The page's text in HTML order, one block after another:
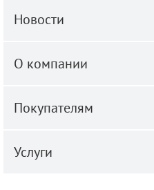
Новости
О компании
Покупателям
Услуги